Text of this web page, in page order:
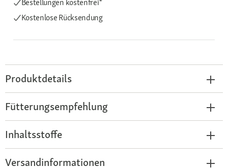
Bestellungen kostenfrei*
Kostenlose Rücksendung
Produktdetails
Fütterungsempfehlung
Inhaltsstoffe
Versandinformationen